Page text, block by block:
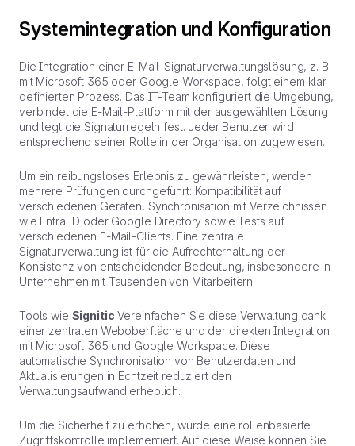
Systemintegration und Konfiguration
Die Integration einer E-Mail-Signaturverwaltungslösung, z. B.
mit Microsoft 365 oder Google Workspace, folgt einem klar
definierten Prozess. Das IT-Team konfiguriert die Umgebung,
verbindet die E-Mail-Plattform mit der ausgewählten Lösung
und legt die Signaturregeln fest. Jeder Benutzer wird
entsprechend seiner Rolle in der Organisation zugewiesen.
Um ein reibungsloses Erlebnis zu gewährleisten, werden
mehrere Prüfungen durchgeführt: Kompatibilität auf
verschiedenen Geräten, Synchronisation mit Verzeichnissen
wie Entra ID oder Google Directory sowie Tests auf
verschiedenen E-Mail-Clients. Eine zentrale
Signaturverwaltung ist für die Aufrechterhaltung der
Konsistenz von entscheidender Bedeutung, insbesondere in
Unternehmen mit Tausenden von Mitarbeitern.
Tools wie Signitic Vereinfachen Sie diese Verwaltung dank
einer zentralen Weboberfläche und der direkten Integration
mit Microsoft 365 und Google Workspace. Diese
automatische Synchronisation von Benutzerdaten und
Aktualisierungen in Echtzeit reduziert den
Verwaltungsaufwand erheblich.
Um die Sicherheit zu erhöhen, wurde eine rollenbasierte
Zugriffskontrolle implementiert. Auf diese Weise können Sie